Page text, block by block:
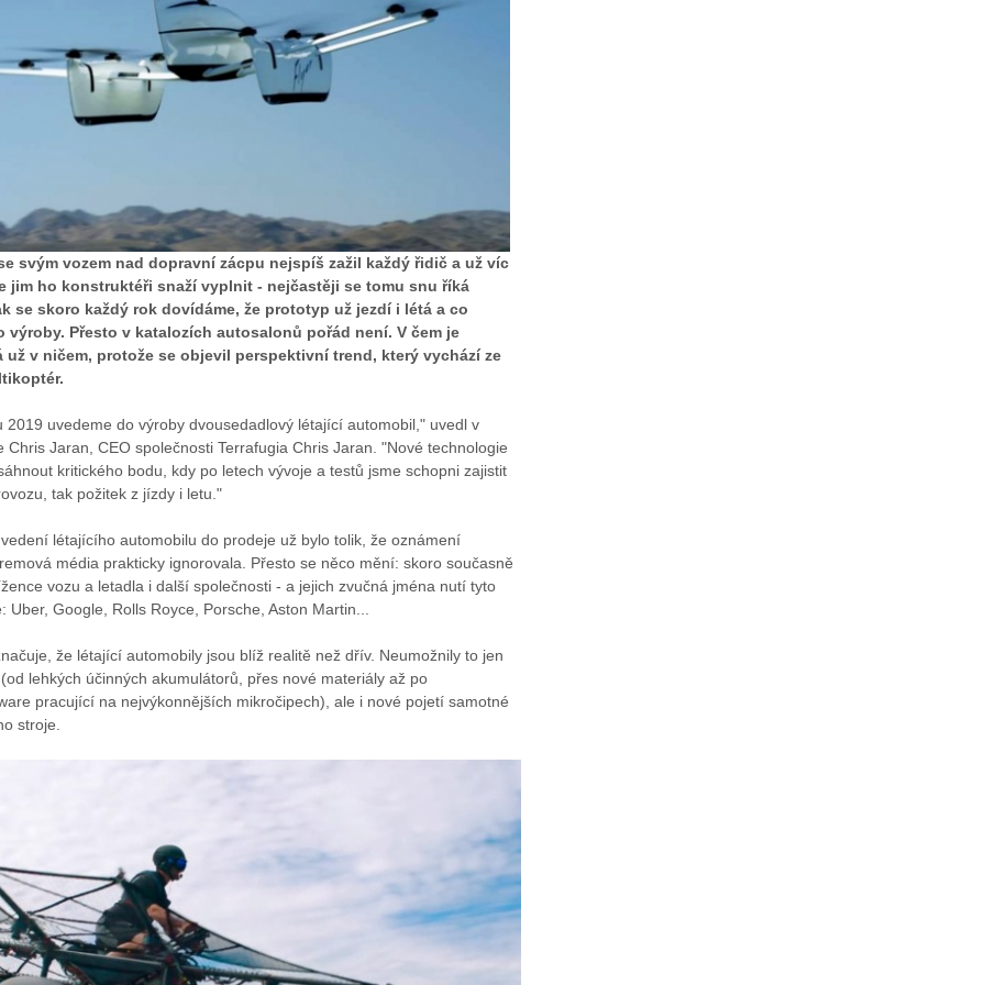
svým vozem nad dopravní zácpu nejspíš zažil každý řidič a už víc
jim ho konstruktéři snaží vyplnit - nejčastěji se tomu snu říká
se skoro každý rok dovídáme, že prototyp už jezdí i létá a co
výroby. Přesto v katalozích autosalonů pořád není. V čem je
už v ničem, protože se objevil perspektivní trend, který vychází ze
2019 uvedeme do výroby dvousedadlový létající automobil," uvedl v
Chris Jaran, CEO společnosti Terrafugia Chris Jaran. "Nové technologie
kritického bodu, kdy po letech vývoje a testů jsme schopni zajistit
tak požitek z jízdy i letu."
létajícího automobilu do prodeje už bylo tolik, že oznámení
média prakticky ignorovala. Přesto se něco mění: skoro současně
vozu a letadla i další společnosti - a jejich zvučná jména nutí tyto
Uber, Google, Rolls Royce, Porsche, Aston Martin...
že létající automobily jsou blíž realitě než dřív. Neumožnily to jen
lehkých účinných akumulátorů, přes nové materiály až po
pracující na nejvýkonnějších mikročipech), ale i nové pojetí samotné
stroje.